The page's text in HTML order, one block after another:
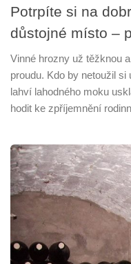
Potrpíte si na
důstojné místo –
Vinné hrozny už těžknou
proudu. Kdo by netoužil
lahví lahodného moku
hodit ke zpříjemnění